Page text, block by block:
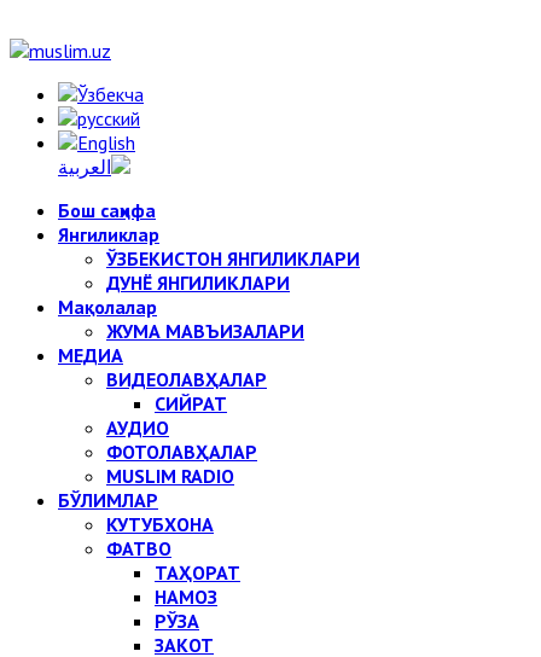
Бош саҳифа
Янгиликлар
ЎЗБЕКИСТОН ЯНГИЛИКЛАРИ
ДУНЁ ЯНГИЛИКЛАРИ
Мақолалар
ЖУМА МАВЪИЗАЛАРИ
МЕДИА
ВИДЕОЛАВҲАЛАР
СИЙРАТ
АУДИО
ФОТОЛАВҲАЛАР
MUSLIM RADIO
БЎЛИМЛАР
КУТУБХОНА
ФАТВО
ТАҲОРАТ
НАМОЗ
РЎЗА
ЗАКОТ